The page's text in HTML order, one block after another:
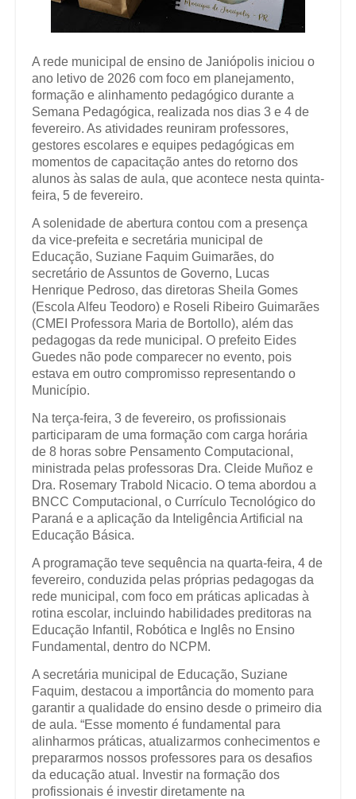
A rede municipal de ensino de Janiópolis iniciou o
ano letivo de 2026 com foco em planejamento,
formação e alinhamento pedagógico durante a
Semana Pedagógica, realizada nos dias 3 e 4 de
fevereiro. As atividades reuniram professores,
gestores escolares e equipes pedagógicas em
momentos de capacitação antes do retorno dos
alunos às salas de aula, que acontece nesta quinta-
feira, 5 de fevereiro.
A solenidade de abertura contou com a presença
da vice-prefeita e secretária municipal de
Educação, Suziane Faquim Guimarães, do
secretário de Assuntos de Governo, Lucas
Henrique Pedroso, das diretoras Sheila Gomes
(Escola Alfeu Teodoro) e Roseli Ribeiro Guimarães
(CMEI Professora Maria de Bortollo), além das
pedagogas da rede municipal. O prefeito Eides
Guedes não pode comparecer no evento, pois
estava em outro compromisso representando o
Município.
Na terça-feira, 3 de fevereiro, os profissionais
participaram de uma formação com carga horária
de 8 horas sobre Pensamento Computacional,
ministrada pelas professoras Dra. Cleide Muñoz e
Dra. Rosemary Trabold Nicacio. O tema abordou a
BNCC Computacional, o Currículo Tecnológico do
Paraná e a aplicação da Inteligência Artificial na
Educação Básica.
A programação teve sequência na quarta-feira, 4 de
fevereiro, conduzida pelas próprias pedagogas da
rede municipal, com foco em práticas aplicadas à
rotina escolar, incluindo habilidades preditoras na
Educação Infantil, Robótica e Inglês no Ensino
Fundamental, dentro do NCPM.
A secretária municipal de Educação, Suziane
Faquim, destacou a importância do momento para
garantir a qualidade do ensino desde o primeiro dia
de aula. “Esse momento é fundamental para
alinharmos práticas, atualizarmos conhecimentos e
prepararmos nossos professores para os desafios
da educação atual. Investir na formação dos
profissionais é investir diretamente na